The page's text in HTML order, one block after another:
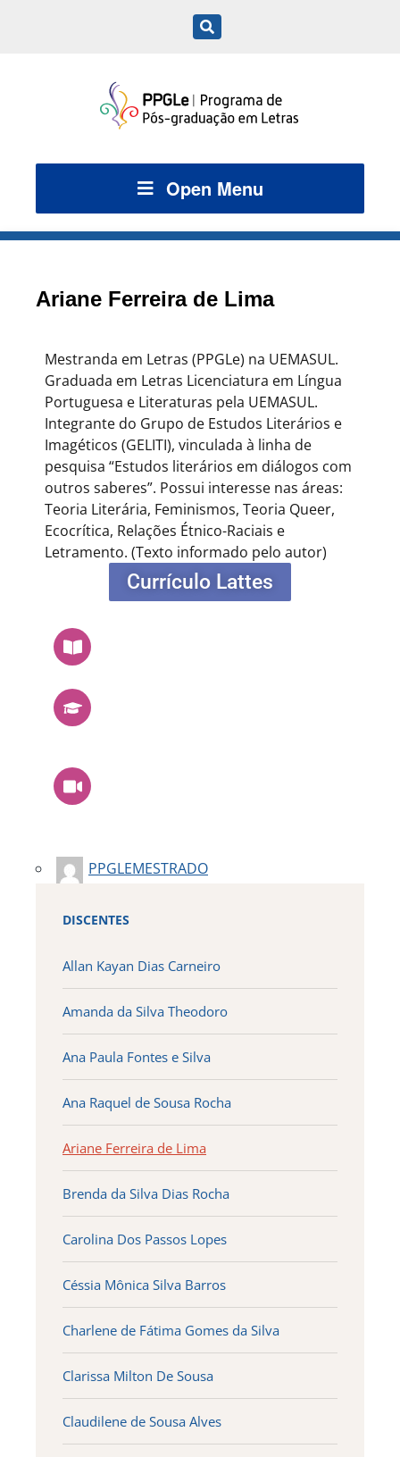
Open Menu
Ariane Ferreira de Lima
Mestranda em Letras (PPGLe) na UEMASUL.
Graduada em Letras Licenciatura em Língua
Portuguesa e Literaturas pela UEMASUL.
Integrante do Grupo de Estudos Literários e
Imagéticos (GELITI), vinculada à linha de
pesquisa “Estudos literários em diálogos com
outros saberes”. Possui interesse nas áreas:
Teoria Literária, Feminismos, Teoria Queer,
Ecocrítica, Relações Étnico-Raciais e
Letramento. (Texto informado pelo autor)
Currículo Lattes
PPGLEMESTRADO
DISCENTES
Allan Kayan Dias Carneiro
Amanda da Silva Theodoro
Ana Paula Fontes e Silva
Ana Raquel de Sousa Rocha
Ariane Ferreira de Lima
Brenda da Silva Dias Rocha
Carolina Dos Passos Lopes
Céssia Mônica Silva Barros
Charlene de Fátima Gomes da Silva
Clarissa Milton De Sousa
Claudilene de Sousa Alves